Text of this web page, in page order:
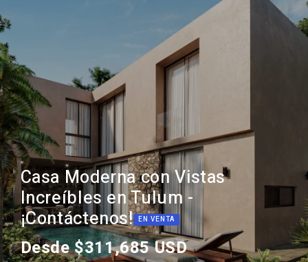
Casa Moderna con Vistas
Increíbles en Tulum -
¡Contáctenos! EN VENTA
Desde $311,685 USD